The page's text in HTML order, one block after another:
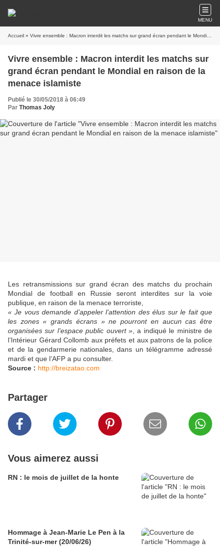
MENU
Accueil » Vivre ensemble : Macron interdit les matchs sur grand écran pendant le Mondial en raison de la menace islamiste
Vivre ensemble : Macron interdit les matchs sur
grand écran pendant le Mondial en raison de la
menace islamiste
Publié le 30/05/2018 à 06:49
Par Thomas Joly
Les retransmissions sur grand écran des matchs du prochain
Mondial de football en Russie seront interdites sur la voie
publique, en raison de la menace terroriste,
« Je vous demande d’appeler l’attention des élus sur le fait que
les zones « grands écrans » ne pourront en aucun cas être
organisées sur l’espace public ouvert » , a indiqué le ministre de
l’Intérieur Gérard Collomb aux préfets et aux patrons de la police
et de la gendarmerie nationales, dans un télégramme adressé
mardi et que l’AFP a pu consulter.
Source : http://breizatao.com
Partager
Vous aimerez aussi
RN : le mois de juillet de la honte
Hommage à Jean-Marie Le Pen à la
Trinité-sur-mer (20/06/26)